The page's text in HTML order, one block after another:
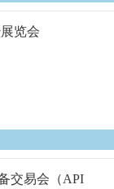
览会
交易会（API